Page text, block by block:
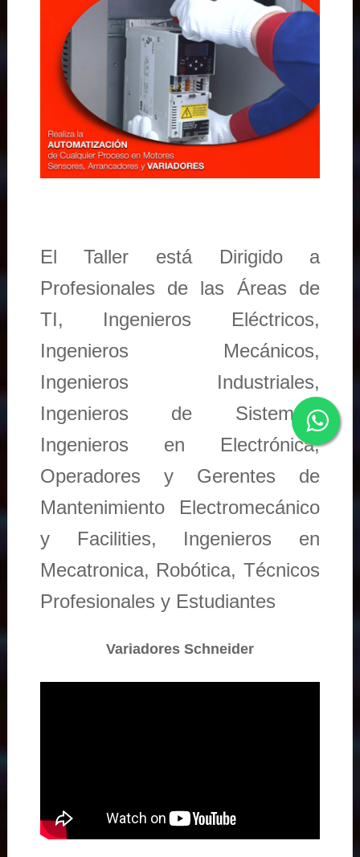
El Taller está Dirigido a
Profesionales de las Áreas de
TI, Ingenieros Eléctricos,
Ingenieros Mecánicos,
Ingenieros Industriales,
Ingenieros de Sistemas,
Ingenieros en Electrónica,
Operadores y Gerentes de
Mantenimiento Electromecánico
y Facilities, Ingenieros en
Mecatronica, Robótica, Técnicos
Profesionales y Estudiantes
Variadores Schneider